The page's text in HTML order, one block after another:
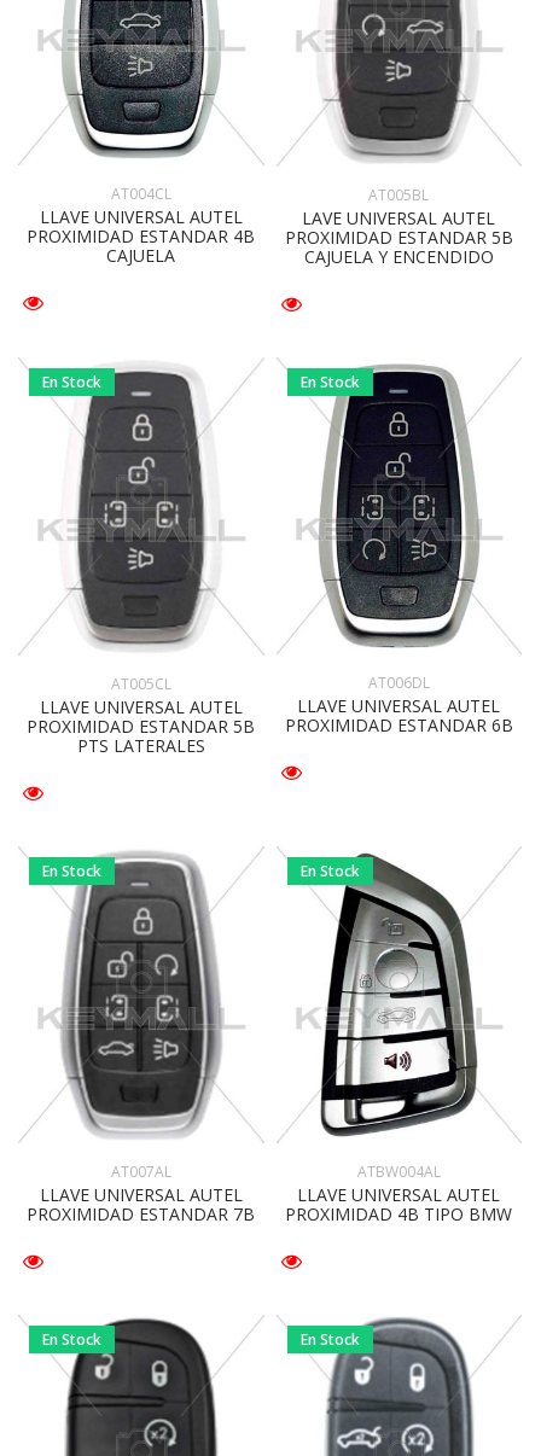
AT004CL
LLAVE UNIVERSAL AUTEL
PROXIMIDAD ESTANDAR 4B
CAJUELA
AT005BL
LAVE UNIVERSAL AUTEL
PROXIMIDAD ESTANDAR 5B
CAJUELA Y ENCENDIDO
En Stock
AT005CL
LLAVE UNIVERSAL AUTEL
PROXIMIDAD ESTANDAR 5B
PTS LATERALES
En Stock
AT006DL
LLAVE UNIVERSAL AUTEL
PROXIMIDAD ESTANDAR 6B
En Stock
AT007AL
LLAVE UNIVERSAL AUTEL
PROXIMIDAD ESTANDAR 7B
En Stock
ATBW004AL
LLAVE UNIVERSAL AUTEL
PROXIMIDAD 4B TIPO BMW
En Stock En Stock